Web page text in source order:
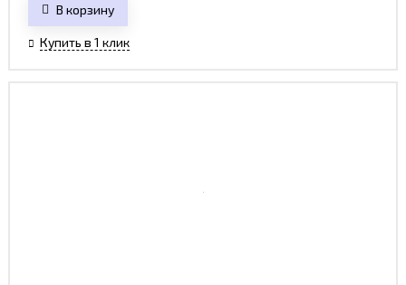
В корзину
Купить в 1 клик